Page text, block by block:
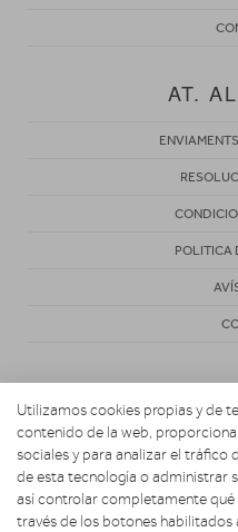
AT.
POLITICA
Copyright 2026.
Utilizamos cookies propias y de
contenido de la web,
sociales y para analizar el tráfico
de esta tecnología o administrar
así controlar completamente
través de los botones habilitados